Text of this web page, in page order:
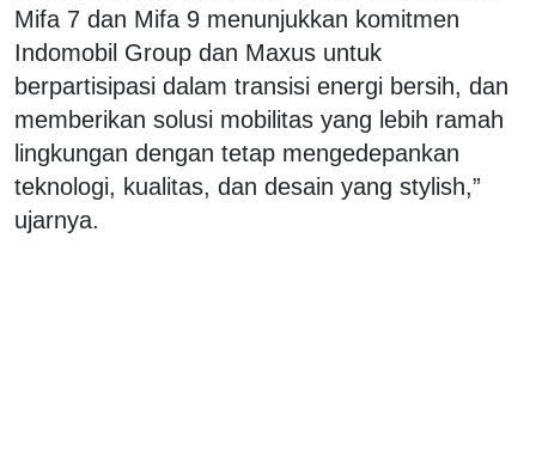
Mifa 7 dan Mifa 9 menunjukkan komitmen
Indomobil Group dan Maxus untuk
berpartisipasi dalam transisi energi bersih, dan
memberikan solusi mobilitas yang lebih ramah
lingkungan dengan tetap mengedepankan
teknologi, kualitas, dan desain yang stylish,”
ujarnya.